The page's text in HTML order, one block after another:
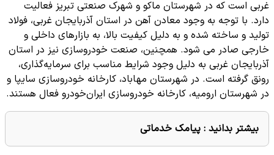
غربی است که در شهرستان ماکو و شهرک صنعتی تبریز فعالیت
دارد. با توجه به وجود معادن آهن در استان آذربایجان غربی، فولاد
تولید و ساخته شده و به دلیل کیفیت بالا، به بازارهای داخلی و
خارجی صادر می شود. همچنین، صنعت خودروسازی نیز در استان
آذربایجان غربی به دلیل وجود شرایط مناسب برای سرمایه‌گذاری،
رونق گرفته است. در شهرستان مهاباد، کارخانه خودروسازی سایپا و
در شهرستان ارومیه، کارخانه خودروسازی ایران‌خودرو فعال هستند.
بیشتر بدانید : پیامک خدماتی